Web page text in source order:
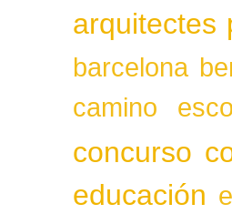
arquitectes
barcelona
camino
concurso
educación